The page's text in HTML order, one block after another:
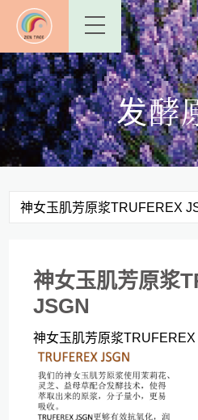
发酵
神女玉肌芳原浆TRUFEREX
神女玉肌芳原浆
JSGN
神女玉肌芳原浆TRUFEREX